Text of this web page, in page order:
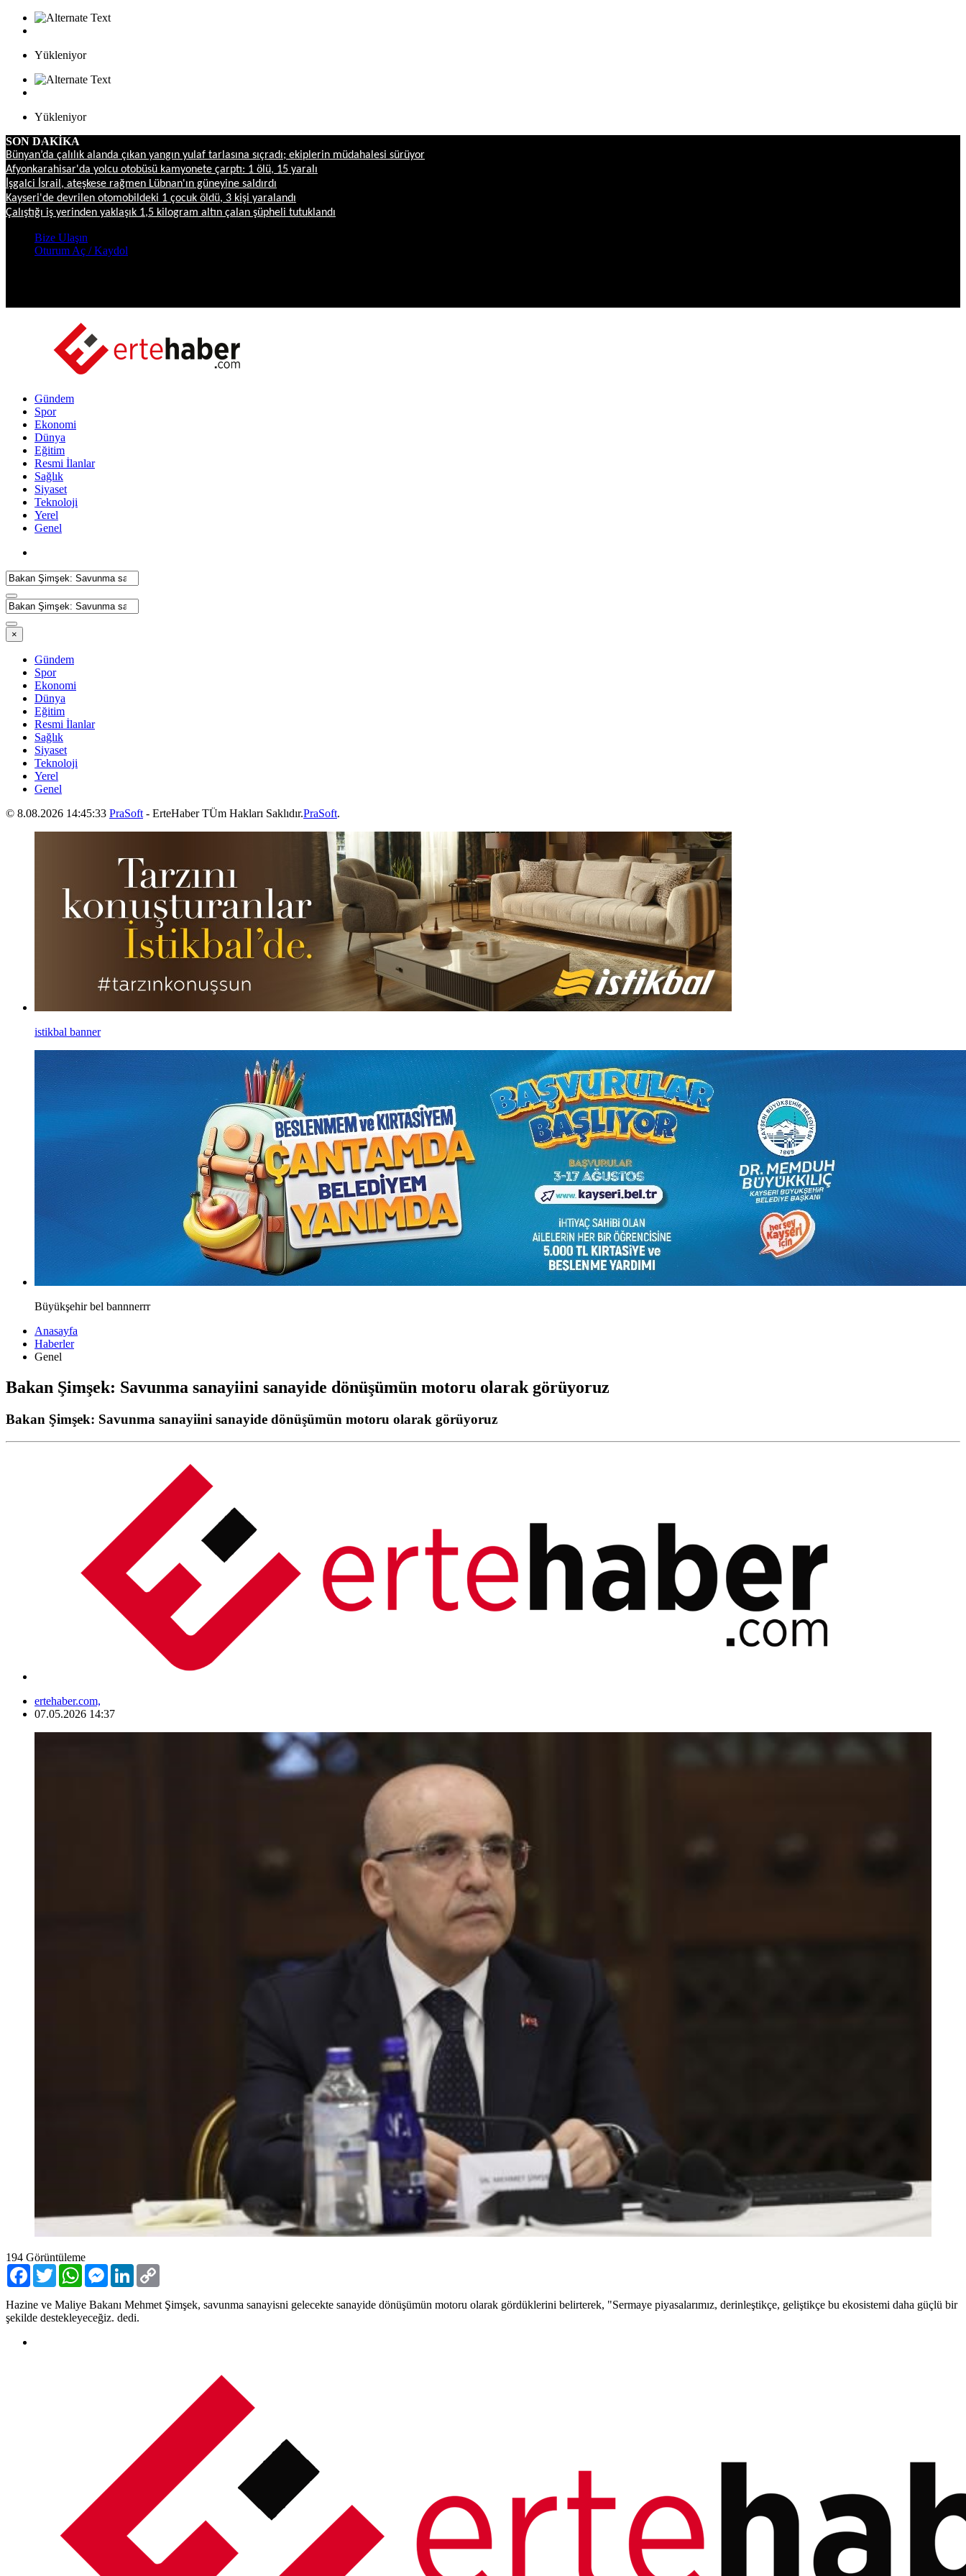
Yükleniyor
Yükleniyor
SON DAKİKA
Bünyan’da çalılık alanda çıkan yangın yulaf tarlasına sıçradı; ekiplerin müdahalesi sürüyor
Afyonkarahisar'da yolcu otobüsü kamyonete çarptı: 1 ölü, 15 yaralı
İşgalci İsrail, ateşkese rağmen Lübnan'ın güneyine saldırdı
Kayseri'de devrilen otomobildeki 1 çocuk öldü, 3 kişi yaralandı
Çalıştığı iş yerinden yaklaşık 1,5 kilogram altın çalan şüpheli tutuklandı
Bize Ulaşın
Oturum Aç / Kaydol
Gündem
Spor
Ekonomi
Dünya
Eğitim
Resmi İlanlar
Sağlık
Siyaset
Teknoloji
Yerel
Genel
×
Gündem
Spor
Ekonomi
Dünya
Eğitim
Resmi İlanlar
Sağlık
Siyaset
Teknoloji
Yerel
Genel
© 8.08.2026 14:45:33 PraSoft - ErteHaber TÜm Hakları Saklıdır.PraSoft.
istikbal banner
Büyükşehir bel bannnerrr
Anasayfa
Haberler
Genel
Bakan Şimşek: Savunma sanayiini sanayide dönüşümün motoru olarak görüyoruz
Bakan Şimşek: Savunma sanayiini sanayide dönüşümün motoru olarak görüyoruz
ertehaber.com,
07.05.2026 14:37
194 Görüntüleme
Facebook
TwitterWhatsAppMessenger
LinkedIn
Hazine ve Maliye Bakanı Mehmet Şimşek, savunma sanayisni gelecekte sanayide dönüşümün motoru olarak gördüklerini belirterek, "Sermaye piyasalarımız, derinleştikçe, geliştikçe bu ekosistemi daha güçlü bir
şekilde destekleyeceğiz. dedi.